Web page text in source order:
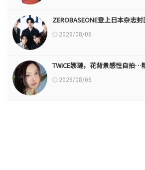
ZEROBASEONE登上日本杂志
2026/08/06
TWICE娜璉，花背景感性自拍…
2026/08/06